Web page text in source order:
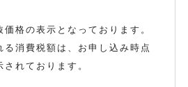
格の表示となっております。
る消費税額は、お申し込み時点
れております。